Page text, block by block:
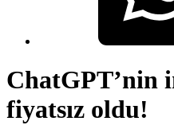
ChatGPT’nin
fiyatsız oldu!